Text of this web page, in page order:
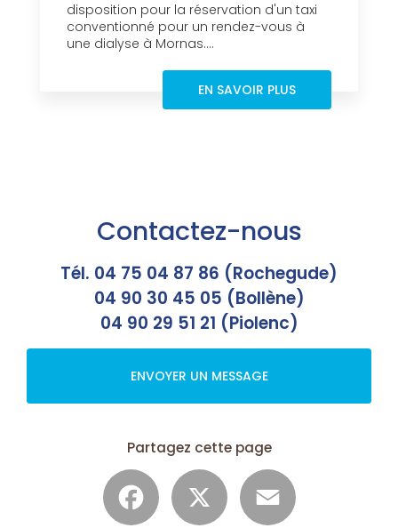
disposition pour la réservation d'un taxi
conventionné pour un rendez-vous à
une dialyse à Mornas....
EN SAVOIR PLUS
Contactez-nous
Tél. 04 75 04 87 86 (Rochegude)
04 90 30 45 05 (Bollène)
04 90 29 51 21 (Piolenc)
ENVOYER UN MESSAGE
Partagez cette page
Facebook